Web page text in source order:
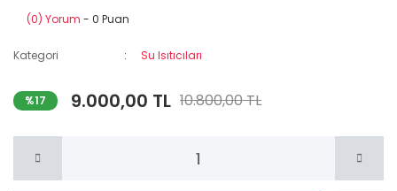
(0) Yorum - 0 Puan
Kategori Su Isıtıcıları
%17 9.000,00 TL 10.800,00 TL